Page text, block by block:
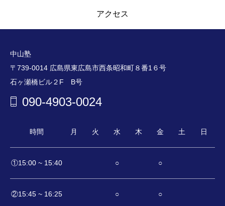
アクセス
中山塾
〒739-0014 広島県東広島市西条昭和町８番1６号
石ヶ瀬橋ビル２F B号
090-4903-0024
時間 月 火 水 木 金 土 日
①15:00 ~ 15:40 ○ ○
②15:45 ~ 16:25 ○ ○